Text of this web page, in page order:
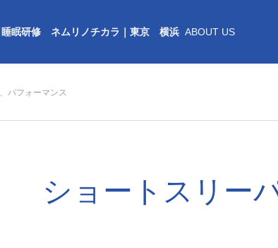
眠研修 ネムリノチカラ｜東京 横浜 ABOUT US
パフォーマンス
ショートスリー